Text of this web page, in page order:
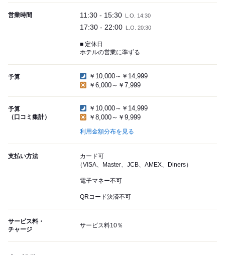
営業時間 11:30 - 15:30 L.O. 14:30
17:30 - 22:00 L.O. 20:30
■ 定休日
ホテルの営業に準ずる
予算
￥10,000～￥14,999
￥6,000～￥7,999
予算
（口コミ集計）
￥10,000～￥14,999
￥8,000～￥9,999
利用金額分布を見る
支払い方法
カード可
（VISA、Master、JCB、AMEX、Diners）
電子マネー不可
QRコード決済不可
サービス料・
チャージ
サービス料10％